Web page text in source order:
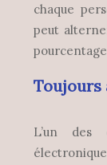
chaque
peut
Toujours
L’un des